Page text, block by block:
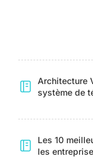
Les 10
les
Les 10